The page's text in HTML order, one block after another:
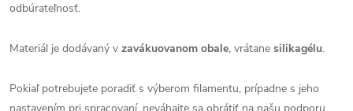
odbúrateľnosť.
Materiál je dodávaný v zavákuovanom obale, vrátane silikagélu.
Pokiaľ potrebujete poradiť s výberom filamentu, prípadne s jeho